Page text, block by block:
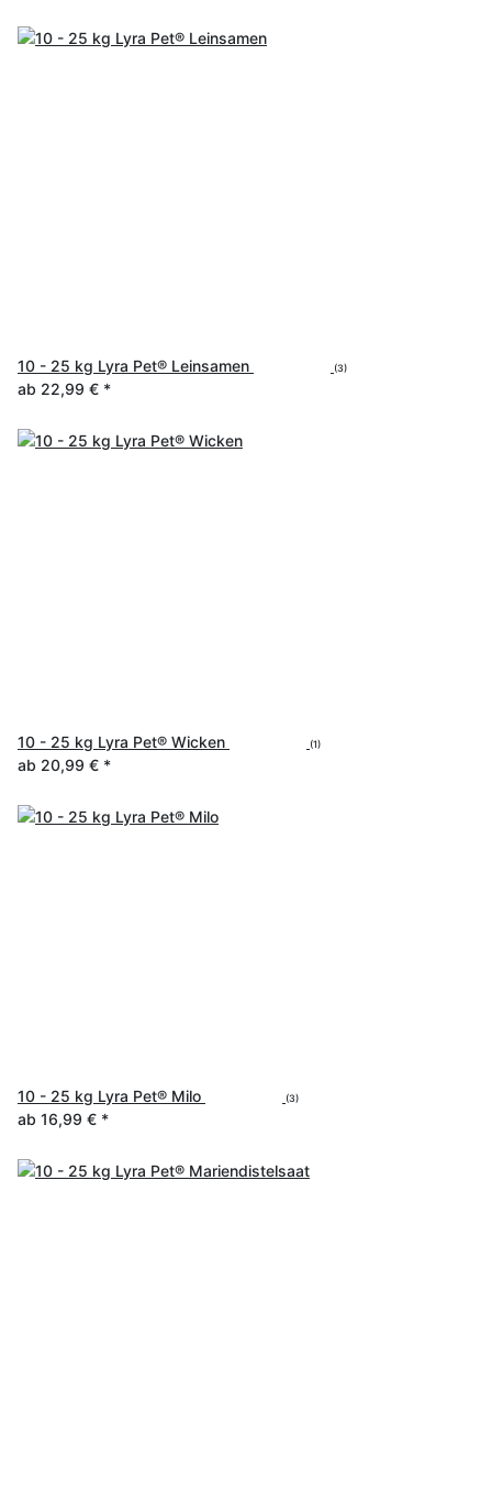
10 - 25 kg Lyra Pet® Leinsamen (3)
ab 22,99 € *
10 - 25 kg Lyra Pet® Wicken (1)
ab 20,99 € *
10 - 25 kg Lyra Pet® Milo (3)
ab 16,99 € *